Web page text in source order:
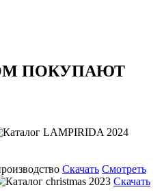
ПОКУПАЮТ
Скачать Смотреть
Скачать